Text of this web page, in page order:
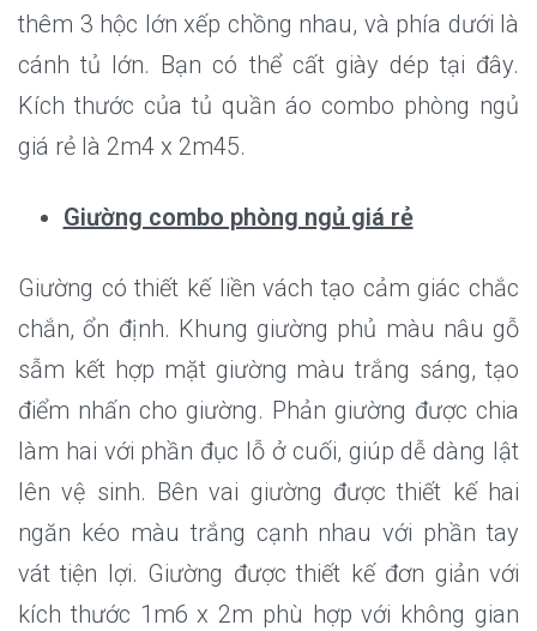
thêm 3 hộc lớn xếp chồng nhau, và phía dưới là
cánh tủ lớn. Bạn có thể cất giày dép tại đây.
Kích thước của tủ quần áo combo phòng ngủ
giá rẻ là 2m4 x 2m45.
Giường combo phòng ngủ giá rẻ
Giường có thiết kế liền vách tạo cảm giác chắc
chắn, ổn định. Khung giường phủ màu nâu gỗ
sẫm kết hợp mặt giường màu trắng sáng, tạo
điểm nhấn cho giường. Phản giường được chia
làm hai với phần đục lỗ ở cuối, giúp dễ dàng lật
lên vệ sinh. Bên vai giường được thiết kế hai
ngăn kéo màu trắng cạnh nhau với phần tay
vát tiện lợi. Giường được thiết kế đơn giản với
kích thước 1m6 x 2m phù hợp với không gian